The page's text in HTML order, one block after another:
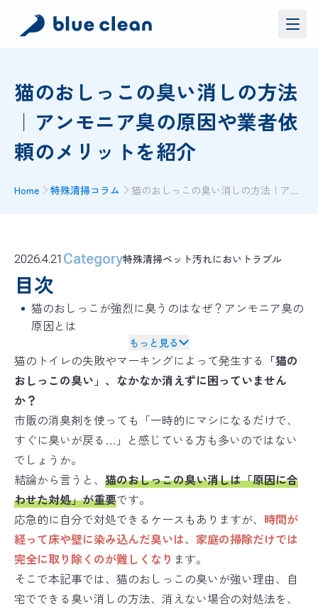
サービス
バイオリカバリー®
施工実績
ブルークリーンについて
お電話でのお問い合わせ
0120-552-052
バイオリカバリー
日本国内向けに適応した空間衛生のための規格です
猫のおしっこの臭い消しの方法
｜アンモニア臭の原因や業者依
頼のメリットを紹介
Home 特殊清掃コラム 猫のおしっこの臭い消しの方法｜アンモニア臭の原因や業者依頼のメリットを紹介
2026.4.21 Category特殊清掃ペット汚れにおいトラブル
目次
猫のおしっこが強烈に臭うのはなぜ？アンモニア臭の
原因とは
もっと見る
猫のトイレの失敗やマーキングによって発生する 「猫の
おしっこの臭い」、なかなか消えずに困っていません
か？
市販の消臭剤を使っても「一時的にマシになるだけで、
すぐに臭いが戻る…」と感じている方も多いのではない
でしょうか。
結論から言うと、 猫のおしっこの臭い消しは「原因に合
わせた対処」が重要です。
応急的に自分で対処できるケースもありますが、 時間が
経って床や壁に染み込んだ臭いは、家庭の掃除だけでは
完全に取り除くのが難しくなり ます。
そこで本記事では、猫のおしっこの臭いが強い理由、自
宅でできる臭い消しの方法、消えない場合の対処法を、